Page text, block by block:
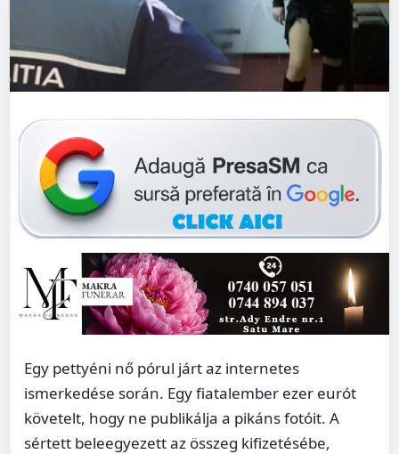
Egy pettyéni nő pórul járt az internetes
ismerkedése során. Egy fiatalember ezer eurót
követelt, hogy ne publikálja a pikáns fotóit. A
sértett beleegyezett az összeg kifizetésébe,